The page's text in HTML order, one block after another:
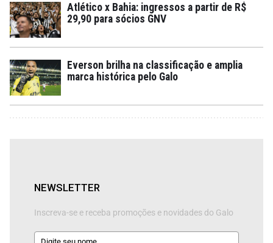
Atlético x Bahia: ingressos a partir de R$
29,90 para sócios GNV
Everson brilha na classificação e amplia
marca histórica pelo Galo
NEWSLETTER
Inscreva-se e receba promoções e novidades do Galo